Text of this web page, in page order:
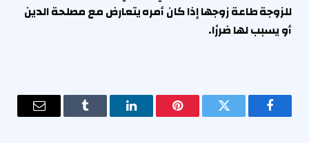
للزوجة طاعة زوجها إذا كان أمره يتعارض مع مصلحة الدين
أو يسبب لها ضررًا.
فيسبوك تويتر بينتيريستلينكدإن Tumblr
البريد